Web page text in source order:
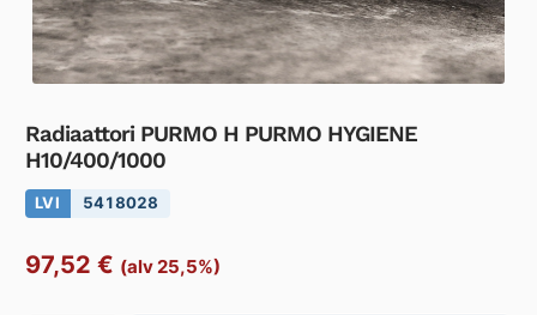
Radiaattori PURMO H PURMO HYGIENE
H10/400/1000
LVI 5418028
97,52 € (alv 25,5%)